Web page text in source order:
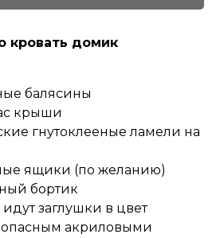
кровать домик
балясины
крыши
гнутоклееные ламели на
ящики (по желанию)
бортик
заглушки в цвет
акриловыми